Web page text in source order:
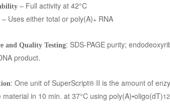
– Full activity at 42°C
– Uses either total or poly(A)+ RNA
and Quality Testing: SDS-PAGE purity;
product.
: One unit of SuperScript® II is the amount of
material in 10 min. at 37°C using poly(A)•oligo(dT)